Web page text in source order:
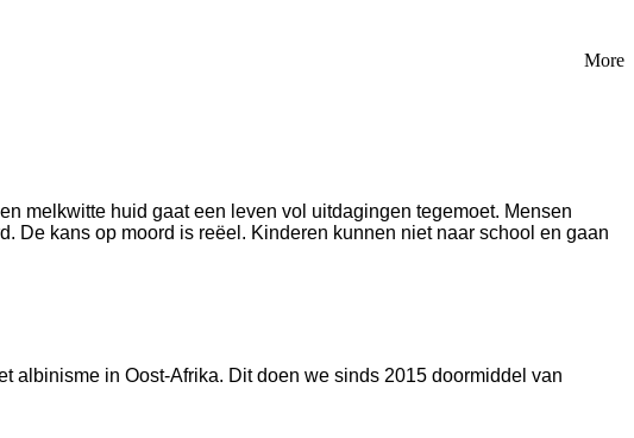
More
melkwitte huid gaat een leven vol uitdagingen tegemoet. Mensen
De kans op moord is reëel. Kinderen kunnen niet naar school en gaan
albinisme in Oost-Afrika. Dit doen we sinds 2015 doormiddel van